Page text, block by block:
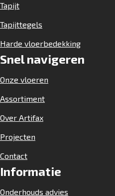
Tapijt
Tapijttegels
Harde vloerbedekking
Snel navigeren
Onze vloeren
Assortiment
Over Artifax
Projecten
Contact
Informatie
Onderhouds advies